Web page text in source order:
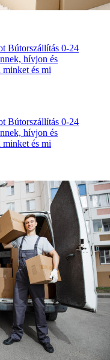
Bútorszállítás 0-24
hívjon és
és mi
Bútorszállítás 0-24
hívjon és
és mi